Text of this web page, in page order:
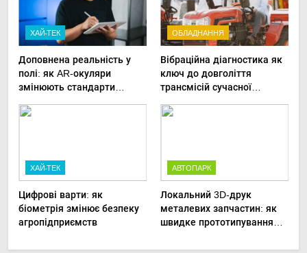
ХАЙ-ТЕК
Доповнена реальність у
полі: як AR-окуляри
змінюють стандарти
сільськогосподарської
ОБЛАДНАННЯ
Вібраційна діагностика як
ключ до довголіття
трансмісій сучасної
ХАЙ-ТЕК
Цифрові варти: як
біометрія змінює безпеку
агропідприємств
АВТОПАРК
Локальний 3D-друк
металевих запчастин: як
швидке прототипування